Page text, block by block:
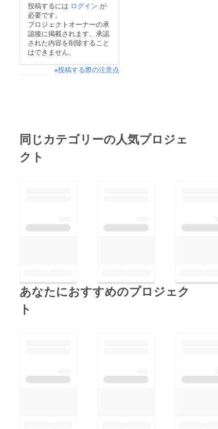
投稿するには ログイン が
必要です。
プロジェクトオーナーの承
認後に掲載されます。承認
された内容を削除すること
はできません。
※投稿する際の注意点
同じカテゴリーの人気プロジェ
クト
あなたにおすすめのプロジェク
ト